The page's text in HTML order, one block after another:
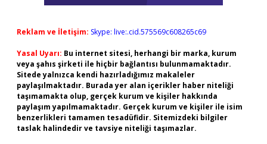
Reklam ve İletişim: Skype: live:.cid.575569c608265c69
Yasal Uyarı: Bu internet sitesi, herhangi bir marka, kurum
veya şahıs şirketi ile hiçbir bağlantısı bulunmamaktadır.
Sitede yalnızca kendi hazırladığımız makaleler
paylaşılmaktadır. Burada yer alan içerikler haber niteliği
taşımamakta olup, gerçek kurum ve kişiler hakkında
paylaşım yapılmamaktadır. Gerçek kurum ve kişiler ile isim
benzerlikleri tamamen tesadüfidir. Sitemizdeki bilgiler
taslak halindedir ve tavsiye niteliği taşımazlar.